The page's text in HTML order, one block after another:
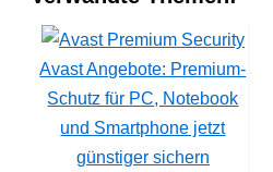
Avast Angebote: Premium-
Schutz für PC, Notebook
und Smartphone jetzt
günstiger sichern